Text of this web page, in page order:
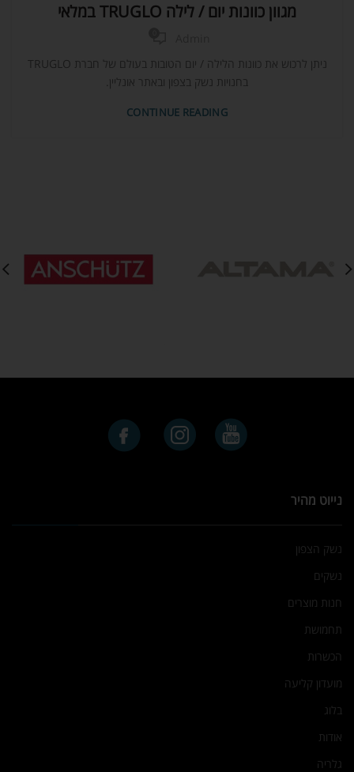
מגוון כוונות יום / לילה TRUGLO במלאי
ניתן לרכוש את כוונות הלילה / יום הטובות בעולם של חברת TRUGLO
בחנויות נשק בצפון ובאתר אונליין.
CONTINUE READING
נייוט מהיר
נשק הצפון
נשקים
חנות מוצרים
תחמושת
הכשרות
מועדון קליעה
בלוג
אודות
גלריה